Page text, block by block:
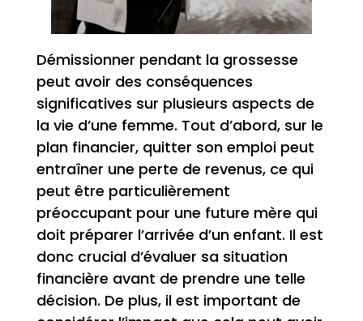
Démissionner pendant la grossesse
peut avoir des conséquences
significatives sur plusieurs aspects de
la vie d’une femme. Tout d’abord, sur le
plan financier, quitter son emploi peut
entraîner une perte de revenus, ce qui
peut être particulièrement
préoccupant pour une future mère qui
doit préparer l’arrivée d’un enfant. Il est
donc crucial d’évaluer sa situation
financière avant de prendre une telle
décision. De plus, il est important de